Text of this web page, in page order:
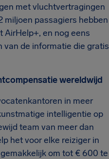
met vluchtvertragingen
miljoen passagiers hebben
AirHelp+, en nog eens
van de informatie die gratis
wereldwijd
in meer
intelligentie op
team van meer dan
het voor elke reiziger in
om tot € 600 te